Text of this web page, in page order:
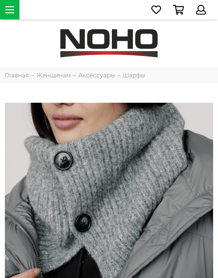
Главная Женщинам Аксессуары Шарфы